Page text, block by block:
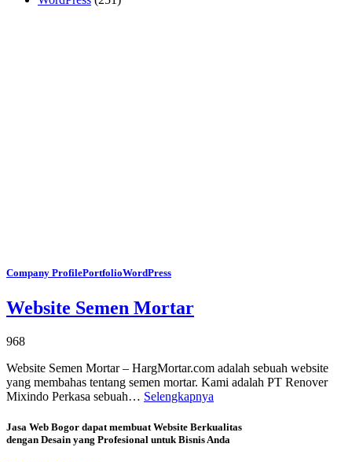
Company ProfilePortfolioWordPress
Website Semen Mortar
968
Website Semen Mortar – HargMortar.com adalah sebuah website
yang membahas tentang semen mortar. Kami adalah PT Renover
Mixindo Perkasa sebuah… Selengkapnya
Jasa Web Bogor dapat membuat Website Berkualitas
dengan Desain yang Profesional untuk Bisnis Anda